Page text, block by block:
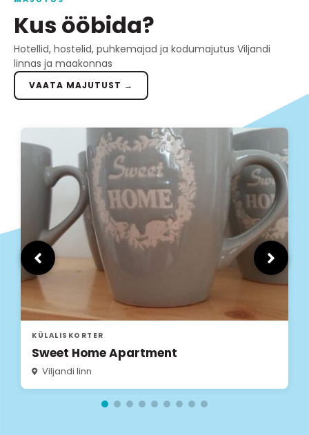
Kus ööbida?
Hotellid, hostelid, puhkemajad ja kodumajutus Viljandi
linnas ja maakonnas
VAATA MAJUTUST →
KÜLALISKORTER
Villa Maramaa
Viljandi linn